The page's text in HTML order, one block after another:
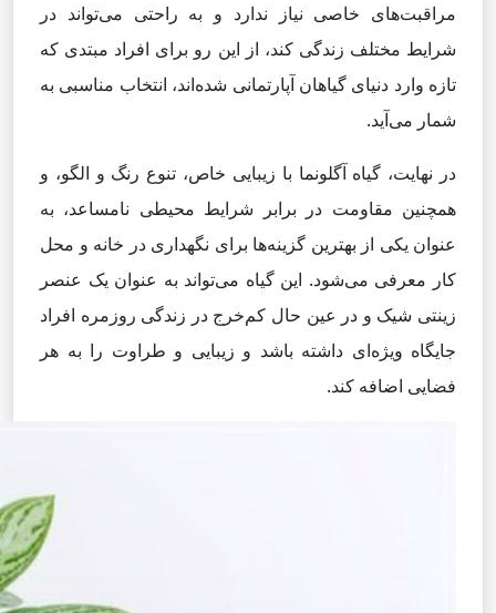
مراقبت‌های خاصی نیاز ندارد و به راحتی می‌تواند در
شرایط مختلف زندگی کند، از این رو برای افراد مبتدی که
تازه وارد دنیای گیاهان آپارتمانی شده‌اند، انتخاب مناسبی به
شمار می‌آید.
در نهایت، گیاه آگلونما با زیبایی خاص، تنوع رنگ و الگو، و
همچنین مقاومت در برابر شرایط محیطی نامساعد، به
عنوان یکی از بهترین گزینه‌ها برای نگهداری در خانه و محل
کار معرفی می‌شود. این گیاه می‌تواند به عنوان یک عنصر
زینتی شیک و در عین حال کم‌خرج در زندگی روزمره افراد
جایگاه ویژه‌ای داشته باشد و زیبایی و طراوت را به هر
فضایی اضافه کند.